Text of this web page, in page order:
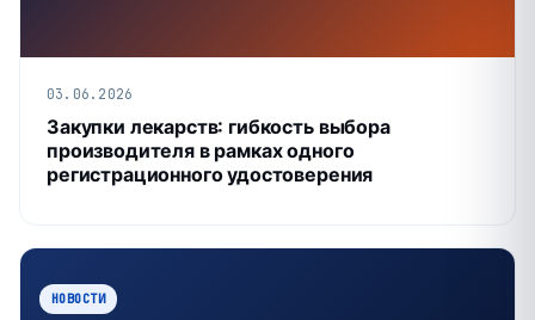
03.06.2026
Закупки лекарств: гибкость выбора
производителя в рамках одного
регистрационного удостоверения
НОВОСТИ